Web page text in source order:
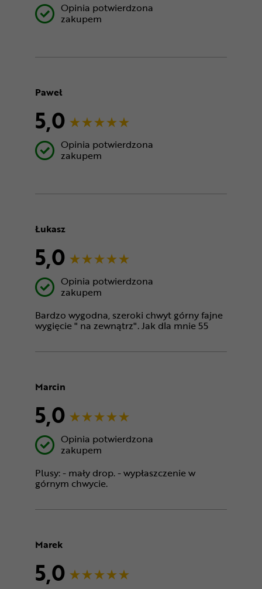
Opinia potwierdzona
zakupem
Paweł
5,0
Opinia potwierdzona
zakupem
Łukasz
5,0
Opinia potwierdzona
zakupem
Bardzo wygodna, szeroki chwyt górny fajne
wygięcie " na zewnątrz". Jak dla mnie 55
Marcin
5,0
Opinia potwierdzona
zakupem
Plusy: - mały drop. - wypłaszczenie w
górnym chwycie.
Marek
5,0